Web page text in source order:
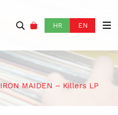
HR EN
IRON MAIDEN – Killers LP